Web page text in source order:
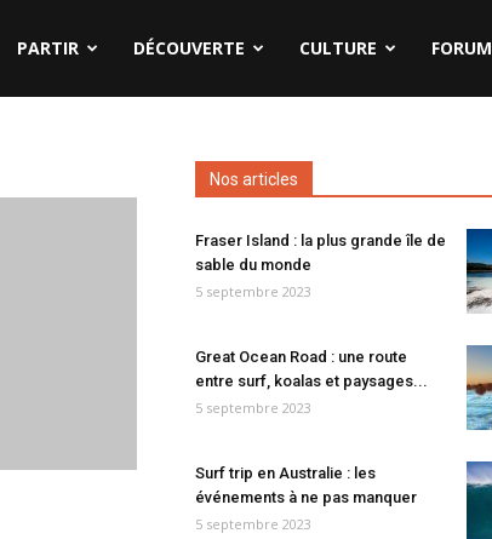
PARTIR DÉCOUVERTE CULTURE FORUM
Nos articles
Fraser Island : la plus grande île de
sable du monde
5 septembre 2023
Great Ocean Road : une route
entre surf, koalas et paysages...
5 septembre 2023
Surf trip en Australie : les
événements à ne pas manquer
5 septembre 2023